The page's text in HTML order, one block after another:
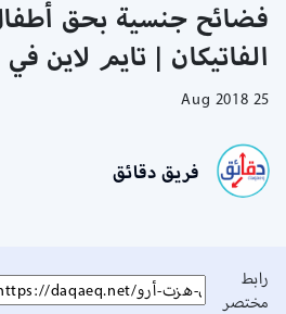
فضائح جنسية بحق
الفاتيكان | تايم لاين
25 Aug 2018
فريق دقائق
رابط
مختصر